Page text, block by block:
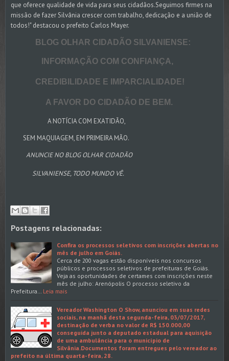
que oferece qualidade de vida para seus cidadãos.Seguimos firmes na
missão de fazer Silvânia crescer com trabalho, dedicação e a união de
todos!" destacou o prefeito Carlos Mayer.
BLOG OLHAR CIDADÃO SILVANIENSE:
INFORMAÇÃO COM CONFIANÇA,
CREDIBILIDADE E IMPARCIALIDADE!
A FAVOR DO CIDADÃO DE BEM.
A NOTÍCIA COM EXATIDÃO,
SEM MAQUIAGEM, EM PRIMEIRA MÃO.
ANUNCIE NO BLOG OLHAR CIDADÃO
SILVANIENSE, TODO MUNDO VÊ.
Postagens relacionadas:
Confira os processos seletivos com inscrições abertas no
mês de julho em Goiás.
Cerca de 200 vagas estão disponíveis nos concursos
públicos e processos seletivos de prefeituras de Goiás.
Veja as oportunidades de certames com inscrições neste
mês de julho: Arenópolis O processo seletivo da
Prefeitura… Leia mais
Vereador Washington O Show, anunciou em suas redes
sociais, na manhã desta segunda-feira, 03/07/2017,
destinação de verba no valor de R$ 150.000,00
conseguida junto a deputado estadual para aquisição
de uma ambulância para o município de
Silvânia.Documentos foram entregues pelo vereador ao
prefeito na última quarta-feira, 28.